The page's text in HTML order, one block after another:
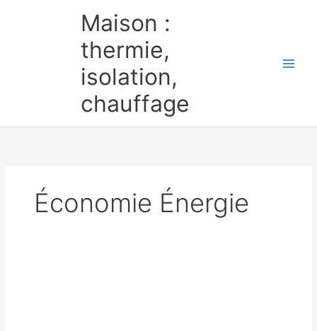
Maison :
thermie,
isolation,
chauffage
Économie Énergie